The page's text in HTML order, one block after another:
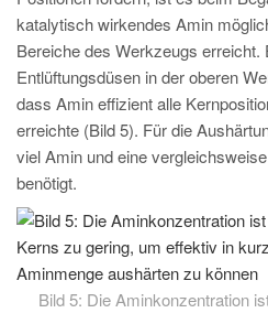
katalytisch wirkendes Amin
Bereiche des Werkzeugs
Entlüftungsdüsen in der oberen
dass Amin effizient alle
erreichte (Bild 5). Für die
viel Amin und eine
benötigt.
Bild 5: Die Aminkonzentration